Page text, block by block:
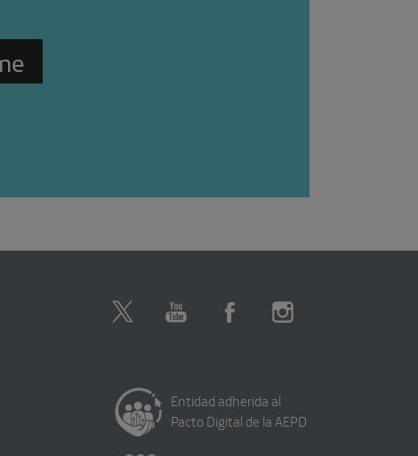
Entidad adherida al
Pacto Digital de la AEPD